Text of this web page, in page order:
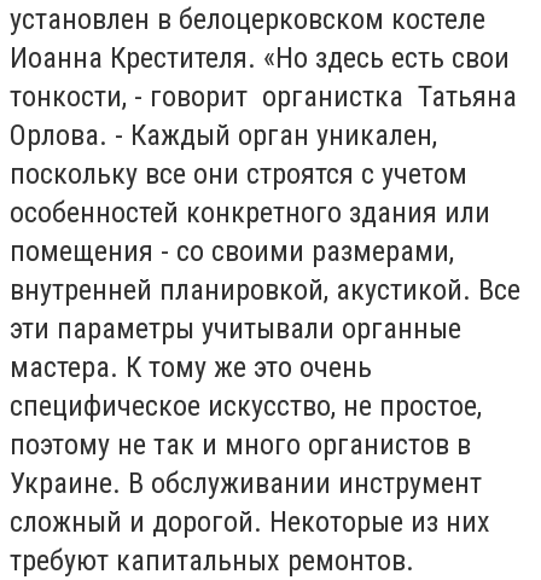
установлен в белоцерковском костеле
Иоанна Крестителя. «Но здесь есть свои
тонкости, - говорит органистка Татьяна
Орлова. - Каждый орган уникален,
поскольку все они строятся с учетом
особенностей конкретного здания или
помещения - со своими размерами,
внутренней планировкой, акустикой. Все
эти параметры учитывали органные
мастера. К тому же это очень
специфическое искусство, не простое,
поэтому не так и много органистов в
Украине. В обслуживании инструмент
сложный и дорогой. Некоторые из них
требуют капитальных ремонтов.